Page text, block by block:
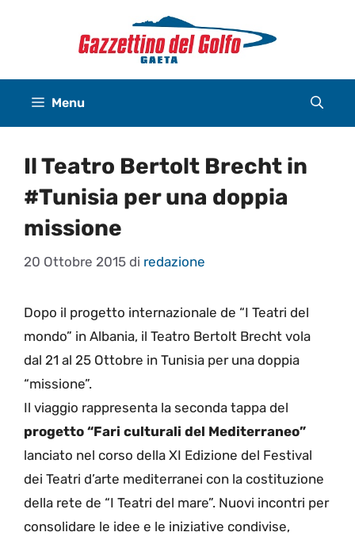
Menu
Il Teatro Bertolt Brecht in
#Tunisia per una doppia
missione
20 Ottobre 2015 di redazione
Dopo il progetto internazionale de “I Teatri del
mondo” in Albania, il Teatro Bertolt Brecht vola
dal 21 al 25 Ottobre in Tunisia per una doppia
“missione”.
Il viaggio rappresenta la seconda tappa del
progetto “Fari culturali del Mediterraneo”
lanciato nel corso della XI Edizione del Festival
dei Teatri d’arte mediterranei con la costituzione
della rete de “I Teatri del mare”. Nuovi incontri per
consolidare le idee e le iniziative condivise,